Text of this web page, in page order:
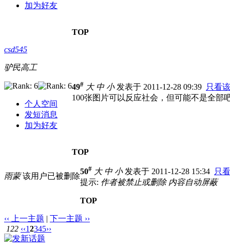
加为好友
TOP
csd545
驴民高工
个人空间
发短消息
加为好友
49# 大 中 小发表于 2011-12-28 09:39 只看
100张图片可以反应社会，但可能不是全部
TOP
雨蒙该用户已被删除
50# 大 中 小发表于 2011-12-28 15:34 只
提示: 作者被禁止或删除 内容自动屏蔽
TOP
‹‹ 上一主题 | 下一主题 ››
122 ‹‹12345››